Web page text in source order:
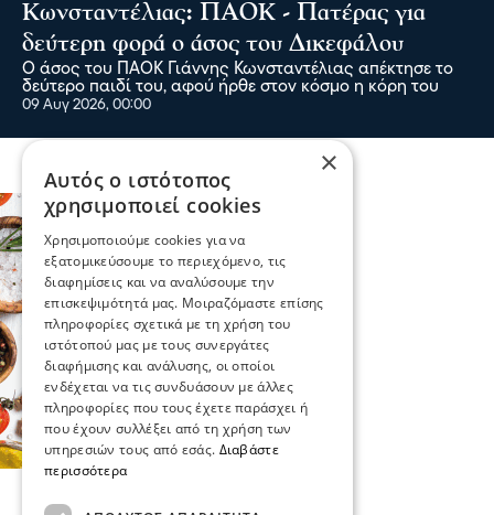
Κωνσταντέλιας: ΠΑΟΚ - Πατέρας για
δεύτερη φορά ο άσος του Δικεφάλου
Ο άσος του ΠΑΟΚ Γιάννης Κωνσταντέλιας απέκτησε το
δεύτερο παιδί του, αφού ήρθε στον κόσμο η κόρη του
09 Αυγ 2026, 00:00
×
Αυτός ο ιστότοπος
χρησιμοποιεί cookies
Χρησιμοποιούμε cookies για να
εξατομικεύσουμε το περιεχόμενο, τις
διαφημίσεις και να αναλύσουμε την
επισκεψιμότητά μας. Μοιραζόμαστε επίσης
πληροφορίες σχετικά με τη χρήση του
ιστότοπού μας με τους συνεργάτες
διαφήμισης και ανάλυσης, οι οποίοι
ενδέχεται να τις συνδυάσουν με άλλες
πληροφορίες που τους έχετε παράσχει ή
που έχουν συλλέξει από τη χρήση των
υπηρεσιών τους από εσάς. Διαβάστε
περισσότερα